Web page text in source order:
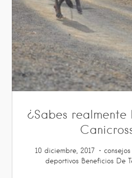
¿Sabes realmente
10 diciembre, 2017 consejos
deportivos Beneficios De